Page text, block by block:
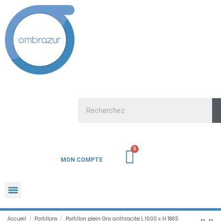
MON COMPTE
Accueil Portillons Portillon plein Gris anthracite L 1000 x H 1865